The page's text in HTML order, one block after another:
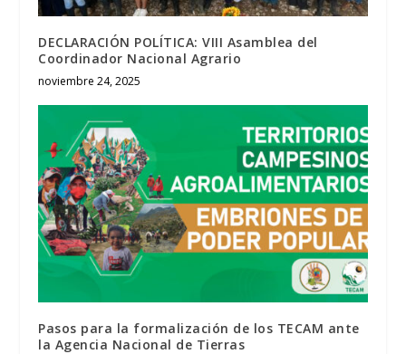
DECLARACIÓN POLÍTICA: VIII Asamblea del
Coordinador Nacional Agrario
noviembre 24, 2025
Pasos para la formalización de los TECAM ante
la Agencia Nacional de Tierras